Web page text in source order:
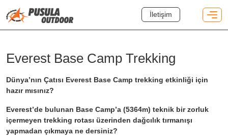
İletişim
Everest Base Camp Trekking
Dünya’nın Çatısı Everest Base Camp trekking etkinliği için
hazır mısınız?
Everest’de bulunan Base Camp’a (5364m) teknik bir zorluk
içermeyen trekking rotası üzerinden dağcılık tırmanışı
yapmadan çıkmaya ne dersiniz?